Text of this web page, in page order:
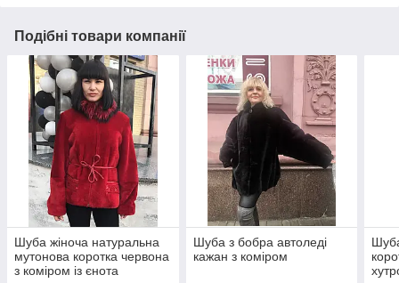
Подібні товари компанії
Шуба жіноча натуральна
мутонова коротка червона
з коміром із єнота
Шуба з бобра автоледі
кажан з коміром